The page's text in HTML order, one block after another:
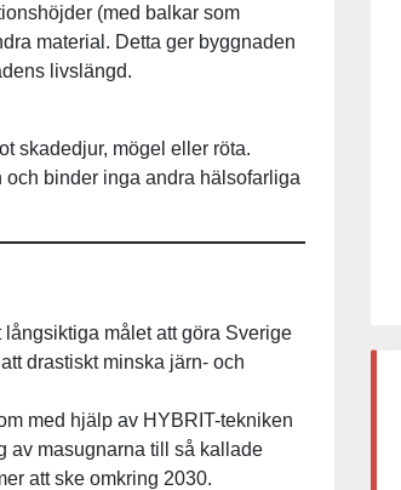
(med balkar som
material. Detta ger byggnaden
livslängd.
skadedjur, mögel eller röta.
binder inga andra hälsofarliga
målet att göra Sverige
drastiskt minska järn- och
med hjälp av HYBRIT-tekniken
av masugnarna till så kallade
att ske omkring 2030.